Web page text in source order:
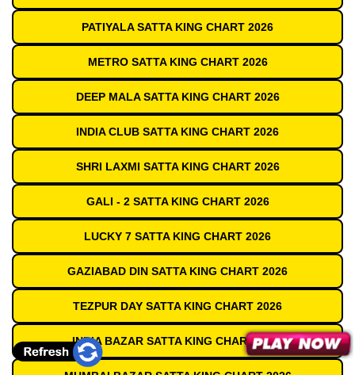
PATIYALA SATTA KING CHART 2026
METRO SATTA KING CHART 2026
DEEP MALA SATTA KING CHART 2026
INDIA CLUB SATTA KING CHART 2026
SHRI LAXMI SATTA KING CHART 2026
GALI - 2 SATTA KING CHART 2026
LUCKY 7 SATTA KING CHART 2026
GAZIABAD DIN SATTA KING CHART 2026
TEZPUR DAY SATTA KING CHART 2026
INDIA BAZAR SATTA KING CHART 2026